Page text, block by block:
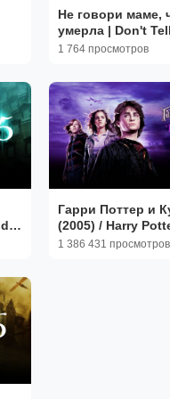
Не говори маме,
умерла | Don't
Babysitter's Dead
1 764 просмотров
Гарри Поттер и
(2005) / Harry
Goblet of Fire
1 386 431 просмотров